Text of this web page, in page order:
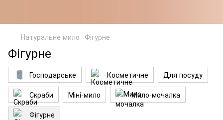
Натуральне мило Фігурне
Фігурне
Господарське Косметичне
Для посуду
Скраби
Міні-мило
Мило-мочалка
Фігурне